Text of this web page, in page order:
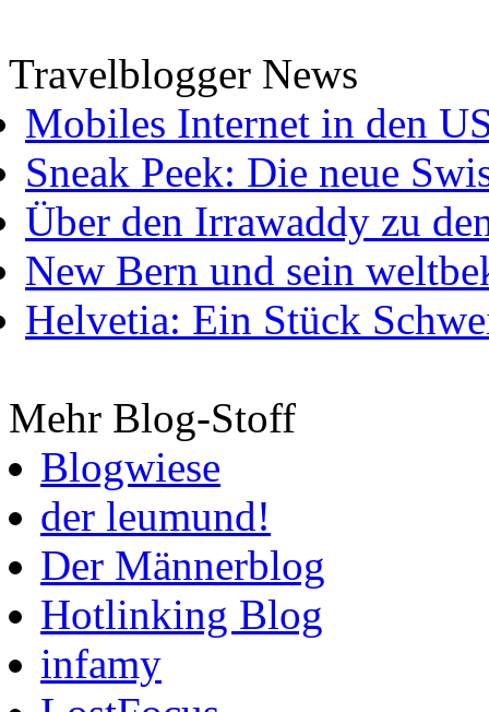
Travelblogger News
Mobiles Internet in den
Sneak Peek: Die neue
Über den Irrawaddy zu
New Bern und sein
Helvetia: Ein Stück
Mehr Blog-Stoff
Blogwiese
der leumund!
Der Männerblog
Hotlinking Blog
infamy